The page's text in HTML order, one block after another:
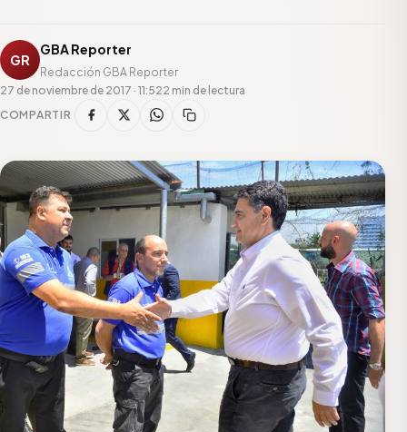
GR
GBA Reporter
Redacción GBA Reporter
27 de noviembre de 2017 · 11:522 min de lectura
COMPARTIR